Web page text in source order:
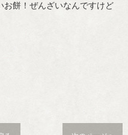
お餅！ぜんざいなんですけど